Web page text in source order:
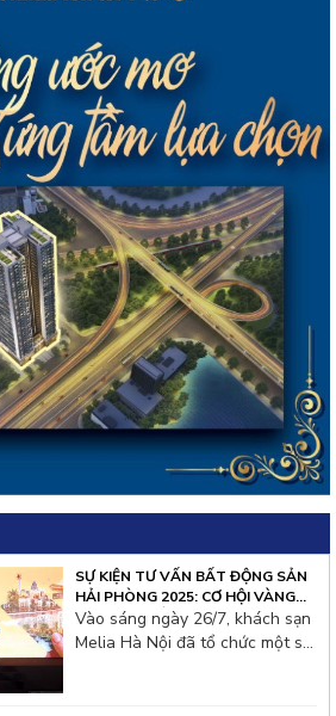
SỰ KIỆN TƯ VẤN BẤT ĐỘNG SẢN
HẢI PHÒNG 2025: CƠ HỘI VÀNG
CHO NHÀ ĐẦU TƯ THỦ ĐÔ
Vào sáng ngày 26/7, khách sạn
Melia Hà Nội đã tổ chức một sự